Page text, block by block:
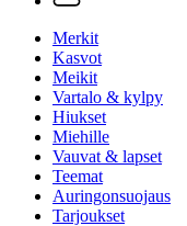
Merkit
Kasvot
Meikit
Vartalo & kylpy
Hiukset
Miehille
Vauvat & lapset
Teemat
Auringonsuojaus
Tarjoukset